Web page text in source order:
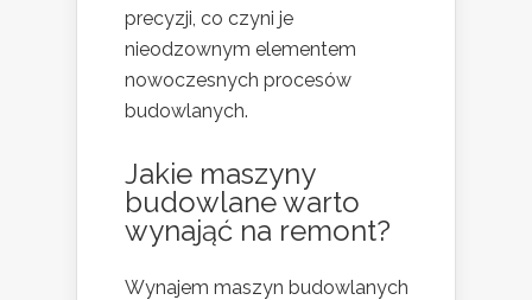
precyzji, co czyni je
nieodzownym elementem
nowoczesnych procesów
budowlanych.
Jakie maszyny
budowlane warto
wynająć na remont?
Wynajem maszyn budowlanych